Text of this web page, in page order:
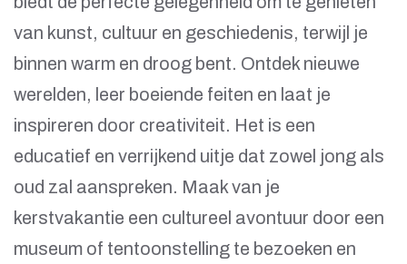
van kunst, cultuur en geschiedenis, terwijl je
binnen warm en droog bent. Ontdek nieuwe
werelden, leer boeiende feiten en laat je
inspireren door creativiteit. Het is een
educatief en verrijkend uitje dat zowel jong als
oud zal aanspreken. Maak van je
kerstvakantie een cultureel avontuur door een
museum of tentoonstelling te bezoeken en